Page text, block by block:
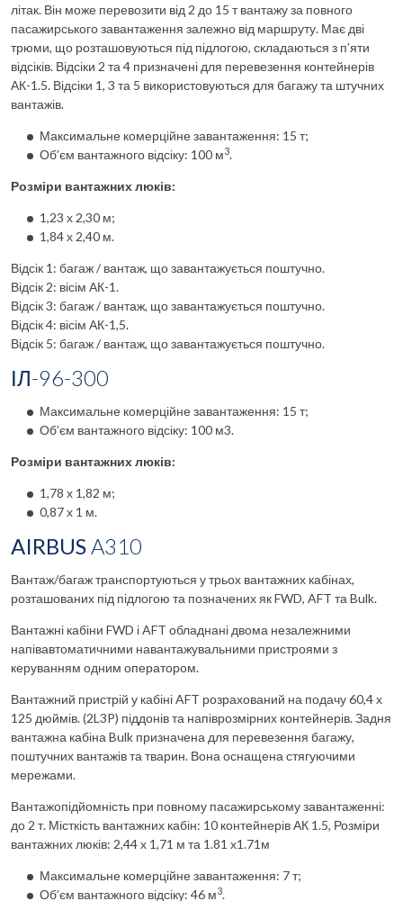
літак. Він може перевозити від 2 до 15 т вантажу за повного
пасажирського завантаження залежно від маршруту. Має дві
трюми, що розташовуються під підлогою, складаються з п’яти
відсіків. Відсіки 2 та 4 призначені для перевезення контейнерів
АК-1.5. Відсіки 1, 3 та 5 використовуються для багажу та штучних
вантажів.
Максимальне комерційне завантаження: 15 т;
Об’єм вантажного відсіку: 100 м3.
Розміри вантажних люків:
1,23 х 2,30 м;
1,84 х 2,40 м.
Відсік 1: багаж / вантаж, що завантажується поштучно.
Відсік 2: вісім АК-1.
Відсік 3: багаж / вантаж, що завантажується поштучно.
Відсік 4: вісім АК-1,5.
Відсік 5: багаж / вантаж, що завантажується поштучно.
ІЛ-96-300
Максимальне комерційне завантаження: 15 т;
Об’єм вантажного відсіку: 100 м3.
Розміри вантажних люків:
1,78 х 1,82 м;
0,87 х 1 м.
AIRBUSA310
Вантаж/багаж транспортуються у трьох вантажних кабінах,
розташованих під підлогою та позначених як FWD, AFT та Bulk.
Вантажні кабіни FWD і AFT обладнані двома незалежними
напівавтоматичними навантажувальними пристроями з
керуванням одним оператором.
Вантажний пристрій у кабіні AFT розрахований на подачу 60,4 х
125 дюймів. (2L3P) піддонів та напіврозмірних контейнерів. Задня
вантажна кабіна Bulk призначена для перевезення багажу,
поштучних вантажів та тварин. Вона оснащена стягуючими
мережами.
Вантажопідйомність при повному пасажирському завантаженні:
до 2 т. Місткість вантажних кабін: 10 контейнерів АК 1.5, Розміри
вантажних люків: 2,44 х 1,71 м та 1.81 х1.71м
Максимальне комерційне завантаження: 7 т;
Об’єм вантажного відсіку: 46 м3.